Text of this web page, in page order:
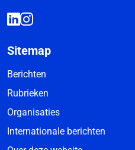
Sitemap
Berichten
Rubrieken
Organisaties
Internationale berichten